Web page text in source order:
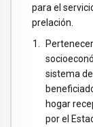
para el
prelación.
sistema
hogar
por el